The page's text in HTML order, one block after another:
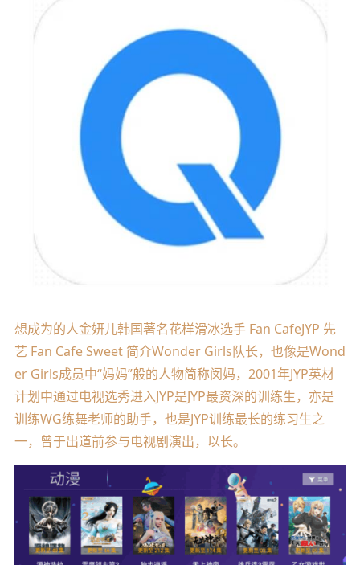
想成为的人金妍儿韩国著名花样滑冰选手 Fan CafeJYP 先
艺 Fan Cafe Sweet 简介Wonder Girls队长，也像是Wond
er Girls成员中“妈妈”般的人物简称闵妈，2001年JYP英材
计划中通过电视选秀进入JYP是JYP最资深的训练生，亦是
训练WG练舞老师的助手，也是JYP训练最长的练习生之
一，曾于出道前参与电视剧演出，以长。